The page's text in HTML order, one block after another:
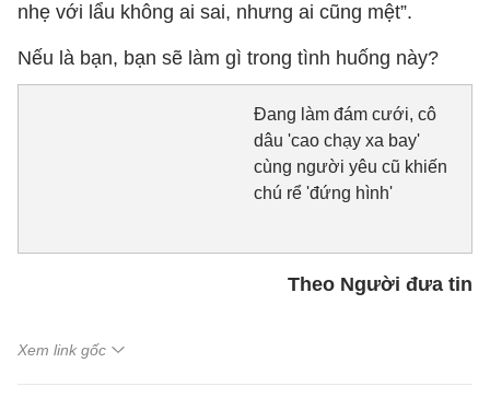
nhẹ với lẩu không ai sai, nhưng ai cũng mệt”.
Nếu là bạn, bạn sẽ làm gì trong tình huống này?
Đang làm đám cưới, cô
dâu 'cao chạy xa bay'
cùng người yêu cũ khiến
chú rể 'đứng hình'
Theo Người đưa tin
Xem link gốc